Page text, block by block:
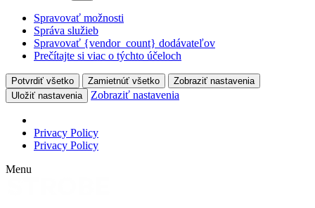
Spravovať možnosti
Správa služieb
Spravovať {vendor_count} dodávateľov
Prečítajte si viac o týchto účeloch
Potvrdiť všetko Zamietnúť všetko
Zobraziť nastavenia
Uložiť nastavenia
Zobraziť nastavenia
Privacy Policy
Privacy Policy
Menu